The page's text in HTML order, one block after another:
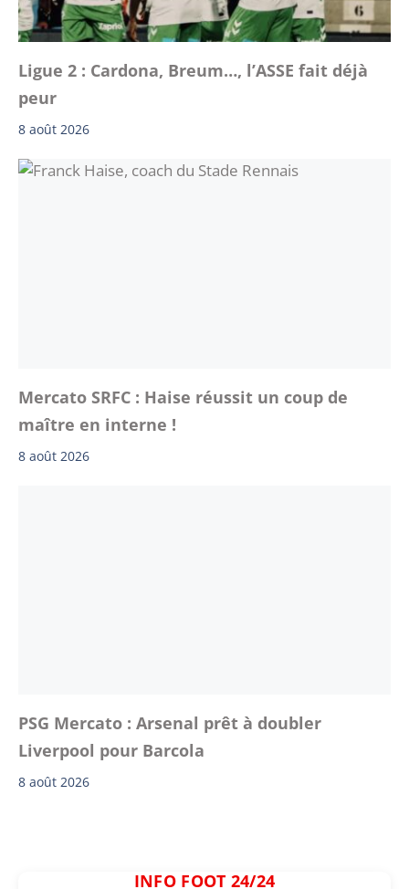
Ligue 2 : Cardona, Breum…, l’ASSE fait déjà
peur
8 août 2026
Mercato SRFC : Haise réussit un coup de
maître en interne !
8 août 2026
PSG Mercato : Arsenal prêt à doubler
Liverpool pour Barcola
8 août 2026
INFO FOOT 24/24